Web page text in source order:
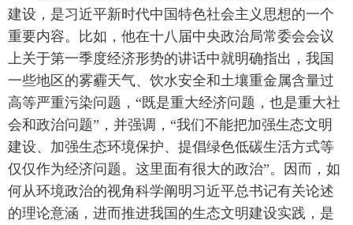
建设，是习近平新时代中国特色社会主义思想的一个
重要内容。比如，他在十八届中央政治局常委会会议
上关于第一季度经济形势的讲话中就明确指出，我国
一些地区的雾霾天气、饮水安全和土壤重金属含量过
高等严重污染问题，“既是重大经济问题，也是重大社
会和政治问题”，并强调，“我们不能把加强生态文明
建设、加强生态环境保护、提倡绿色低碳生活方式等
仅仅作为经济问题。这里面有很大的政治”。因而，如
何从环境政治的视角科学阐明习近平总书记有关论述
的理论意涵，进而推进我国的生态文明建设实践，是